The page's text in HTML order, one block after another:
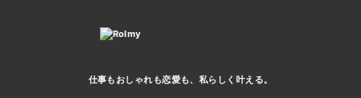
仕事もおしゃれも恋愛も、 私らしく叶える。